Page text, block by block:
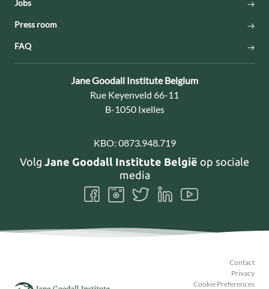
Jobs
Press room
FAQ
Contact:
Jane Goodall Institute Belgium
Adres:
Rue Keyenveld 66-11
B-1050 Ixelles
KBO: 0873.948.719
Volg Jane Goodall Institute België op sociale
media
Volg
ons
Volg
ons
Volg
ons
Volg
ons
Volg
ons
Contact
Privacy
Cookie Preferences